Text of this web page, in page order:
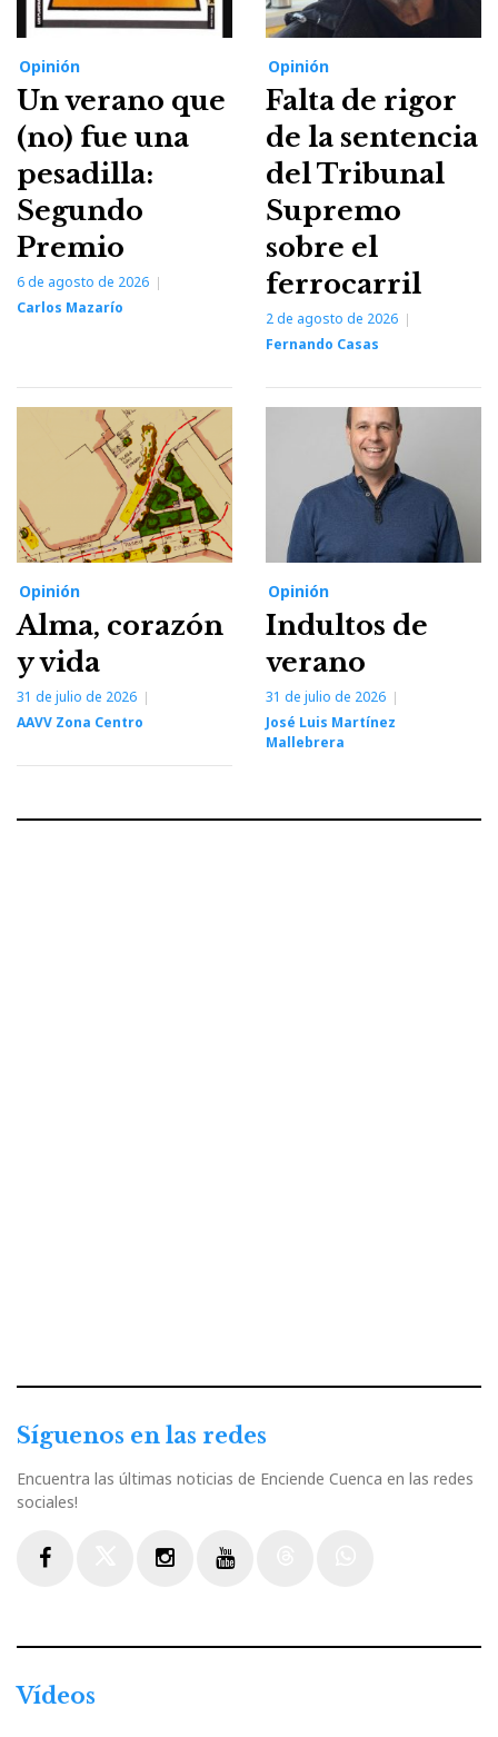
Opinión
Un verano que
(no) fue una
pesadilla:
Segundo
Premio
6 de agosto de 2026
Carlos Mazarío
Opinión
Falta de rigor
de la sentencia
del Tribunal
Supremo
sobre el
ferrocarril
2 de agosto de 2026
Fernando Casas
Opinión
Alma, corazón
y vida
31 de julio de 2026
AAVV Zona Centro
Opinión
Indultos de
verano
31 de julio de 2026
José Luis Martínez
Mallebrera
Síguenos en las redes
Encuentra las últimas noticias de Enciende Cuenca en las redes
sociales!
Vídeos